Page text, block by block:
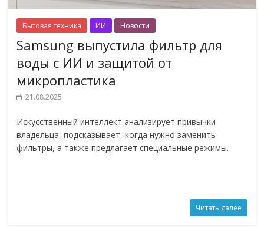
Бытовая техника ИИ Новости
Samsung выпустила фильтр для
воды с ИИ и защитой от
микропластика
21.08.2025
Искусственный интеллект анализирует привычки
владельца, подсказывает, когда нужно заменить
фильтры, а также предлагает специальные режимы.
Читать далее